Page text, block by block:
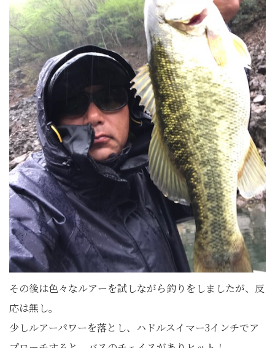
その後は色々なルアーを試しながら釣りをしましたが、反
応は無し。
少しルアーパワーを落とし、ハドルスイマー3インチでア